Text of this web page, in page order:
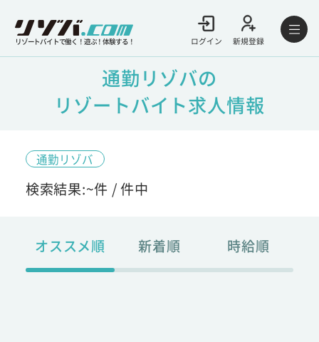
リゾートバイトで働く！遊ぶ！体験する！ ログイン 新規登録
通勤リゾバの
リゾートバイト求人情報
通勤リゾバ
検索結果:~件 /件中
オススメ順 新着順 時給順